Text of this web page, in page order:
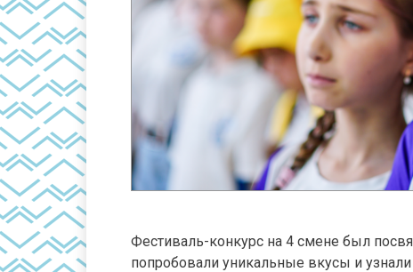
Фестиваль-конкурс на 4 смене был
попробовали уникальные вкусы и